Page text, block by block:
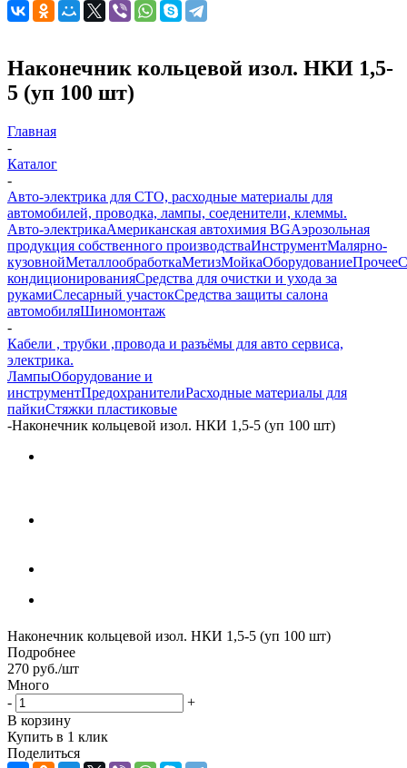
Наконечник кольцевой изол. НКИ 1,5-
5 (уп 100 шт)
Главная
-
Каталог
-
Авто-электрика для СТО, расходные материалы для
автомобилей, проводка, лампы, соеденители, клеммы.
Авто-электрикаАмериканская автохимия BGАэрозольная
продукция собственного производстваИнструментМалярно-
кузовнойМеталлообработкаМетизМойкаОборудованиеПрочее
кондиционированияСредства для очистки и ухода за
рукамиСлесарный участокСредства защиты салона
автомобиляШиномонтаж
-
Кабели , трубки ,провода и разъёмы для авто сервиса,
электрика.
ЛампыОборудование и
инструментПредохранителиРасходные материалы для
пайкиСтяжки пластиковые
-Наконечник кольцевой изол. НКИ 1,5-5 (уп 100 шт)
Наконечник кольцевой изол. НКИ 1,5-5 (уп 100 шт)
Подробнее
270 руб./шт
Много
-
+
В корзину
Купить в 1 клик
Поделиться